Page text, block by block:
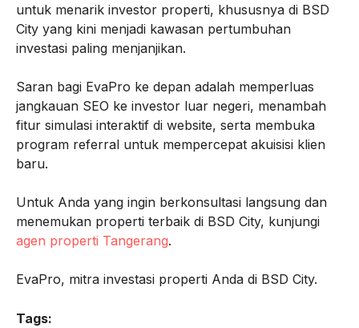
untuk menarik investor properti, khususnya di BSD
City yang kini menjadi kawasan pertumbuhan
investasi paling menjanjikan.
Saran bagi EvaPro ke depan adalah memperluas
jangkauan SEO ke investor luar negeri, menambah
fitur simulasi interaktif di website, serta membuka
program referral untuk mempercepat akuisisi klien
baru.
Untuk Anda yang ingin berkonsultasi langsung dan
menemukan properti terbaik di BSD City, kunjungi
agen properti Tangerang.
EvaPro, mitra investasi properti Anda di BSD City.
Tags: